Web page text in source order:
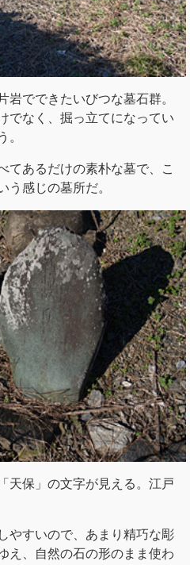
岩でできたいびつな墓石群。
でなく、掘っ立てになってい
。
てあるだけの素朴な墓で、こ
う感じの墓所だ。
天保」の文字が見える。江戸
やすいので、あまり精巧な彫
え、自然の石の形のまま使わ